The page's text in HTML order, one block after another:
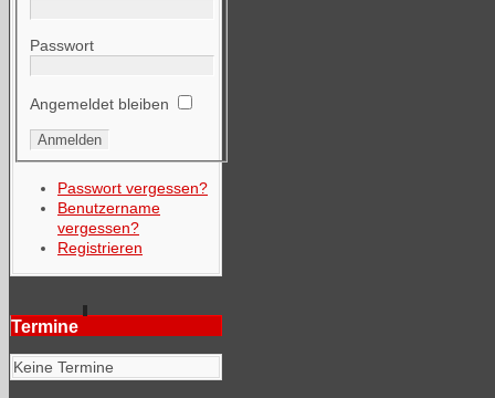
Passwort
Angemeldet bleiben
Passwort vergessen?
Benutzername
vergessen?
Registrieren
Termine
Keine Termine